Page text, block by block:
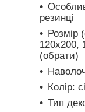
резинці
Розмір
120х200,
(обрати)
Колір:
Тип